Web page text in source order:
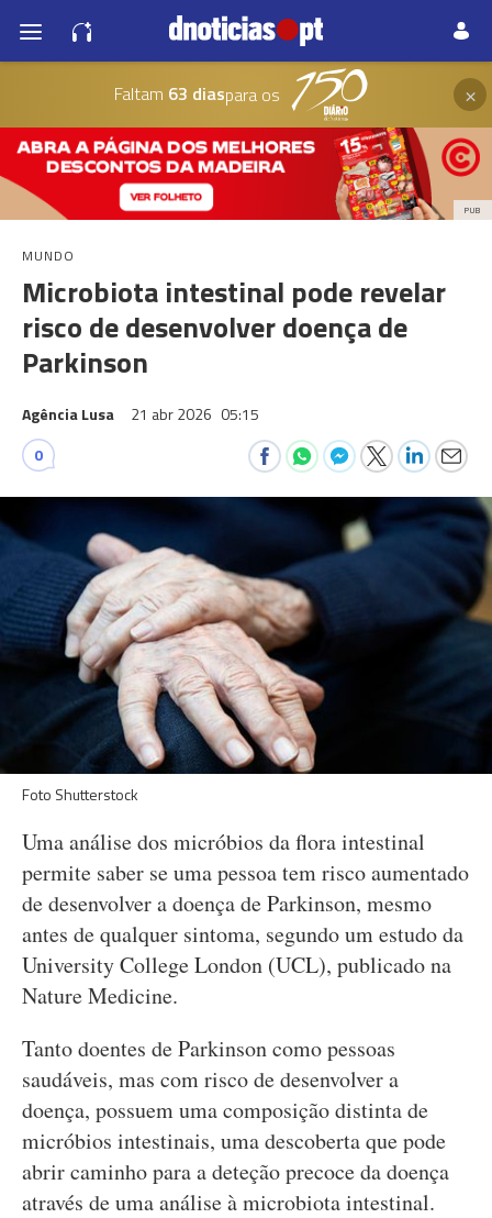
Faltam 63 diaspara os ×
PUB
MUNDO
Microbiota intestinal pode revelar
risco de desenvolver doença de
Parkinson
Agência Lusa 21 abr 2026 05:15
0
Foto Shutterstock
Uma análise dos micróbios da flora intestinal
permite saber se uma pessoa tem risco aumentado
de desenvolver a doença de Parkinson, mesmo
antes de qualquer sintoma, segundo um estudo da
University College London (UCL), publicado na
Nature Medicine.
Tanto doentes de Parkinson como pessoas
saudáveis, mas com risco de desenvolver a
doença, possuem uma composição distinta de
micróbios intestinais, uma descoberta que pode
abrir caminho para a deteção precoce da doença
através de uma análise à microbiota intestinal.